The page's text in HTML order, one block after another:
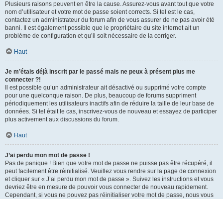
Plusieurs raisons peuvent en être la cause. Assurez-vous avant tout que votre
nom d’utilisateur et votre mot de passe soient corrects. Si tel est le cas,
contactez un administrateur du forum afin de vous assurer de ne pas avoir été
banni. Il est également possible que le propriétaire du site internet ait un
problème de configuration et qu’il soit nécessaire de la corriger.
Haut
Je m’étais déjà inscrit par le passé mais ne peux à présent plus me
connecter ?!
Il est possible qu’un administrateur ait désactivé ou supprimé votre compte
pour une quelconque raison. De plus, beaucoup de forums suppriment
périodiquement les utilisateurs inactifs afin de réduire la taille de leur base de
données. Si tel était le cas, inscrivez-vous de nouveau et essayez de participer
plus activement aux discussions du forum.
Haut
J’ai perdu mon mot de passe !
Pas de panique ! Bien que votre mot de passe ne puisse pas être récupéré, il
peut facilement être réinitialisé. Veuillez vous rendre sur la page de connexion
et cliquer sur « J’ai perdu mon mot de passe ». Suivez les instructions et vous
devriez être en mesure de pouvoir vous connecter de nouveau rapidement.
Cependant, si vous ne pouvez pas réinitialiser votre mot de passe, nous vous